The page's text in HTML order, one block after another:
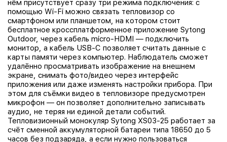
нём присутствует сразу три режима подключения: с
помощью Wi-Fi можно связать тепловизор со
смартфоном или планшетом, на котором стоит
бесплатное кроссплатформенное приложение Sytong
Outdoor, через кабель micro-HDMI — подключить
монитор, а кабель USB-C позволяет считать данные с
карты памяти через компьютер. Наблюдатель сможет
удалённо просматривать изображение на внешнем
экране, снимать фото/видео через интерфейс
приложения или даже изменять настройки прибора. При
этом для съёмки видео в тепловизоре предусмотрен
микрофон — он позволяет дополнительно записывать
аудио, не теряя ни единой детали событий.
Тепловизионный монокуляр Sytong XS03-25 работает за
счёт сменной аккумуляторной батареи типа 18650 до 5
часов без подзаряда, а если нужно пользоваться